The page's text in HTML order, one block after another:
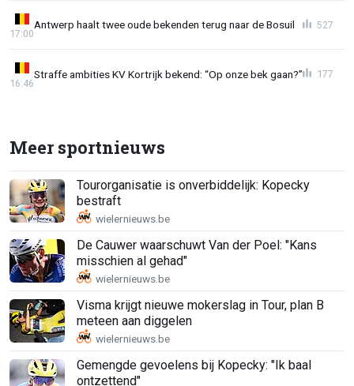
Antwerp haalt twee oude bekenden terug naar de Bosuil
17:00
527
Straffe ambities KV Kortrijk bekend: “Op onze bek gaan?”
16:46
177
Meer sportnieuws
Tourorganisatie is onverbiddelijk: Kopecky
bestraft
De Cauwer waarschuwt Van der Poel: "Kans
misschien al gehad"
Visma krijgt nieuwe mokerslag in Tour, plan B
meteen aan diggelen
Gemengde gevoelens bij Kopecky: "Ik baal
ontzettend"